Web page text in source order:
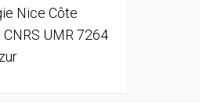
Nice Côte
CNRS UMR 7264